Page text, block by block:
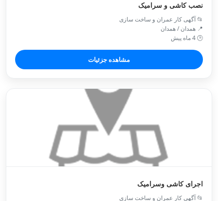
نصب کاشی و سرامیک
📂 آگهی کار عمران و ساخت سازی
📍 همدان / همدان
🕒 4 ماه پیش
مشاهده جزئیات
اجرای کاشی وسرامیک
📂 آگهی کار عمران و ساخت سازی